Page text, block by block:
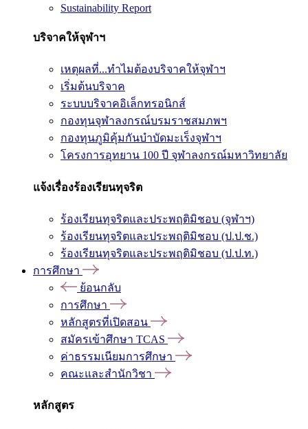
Sustainability Report
บริจาคให้จุฬาฯ
เหตุผลที่...ทำไมต้องบริจาคให้จุฬาฯ
เริ่มต้นบริจาค
ระบบบริจาคอิเล็กทรอนิกส์
กองทุนจุฬาลงกรณ์บรมราชสมภพฯ
กองทุนภูมิคุ้มกันบำบัดมะเร็งจุฬาฯ
โครงการอุทยาน 100 ปี จุฬาลงกรณ์มหาวิทยาลัย
แจ้งเรื่องร้องเรียนทุจริต
ร้องเรียนทุจริตและประพฤติมิชอบ (จุฬาฯ)
ร้องเรียนทุจริตและประพฤติมิชอบ (ป.ป.ช.)
ร้องเรียนทุจริตและประพฤติมิชอบ (ป.ป.ท.)
การศึกษา
ย้อนกลับ
การศึกษา
หลักสูตรที่เปิดสอน
สมัครเข้าศึกษา TCAS
ค่าธรรมเนียมการศึกษา
คณะและสำนักวิชา
หลักสูตร